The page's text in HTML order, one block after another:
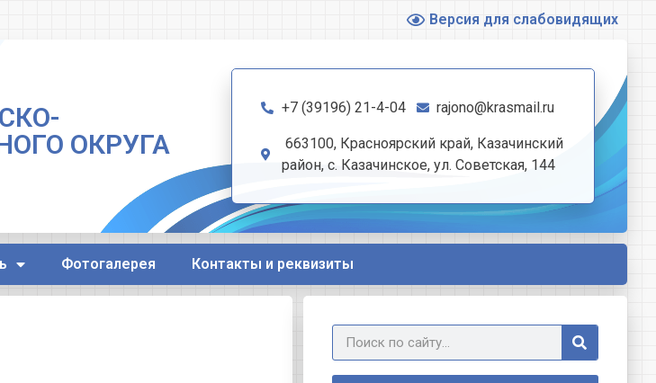
Версия для слабовидящих
ОКРУГА
+7 (39196) 21-4-04 rajono@krasmail.ru
663100, Красноярский край, Казачинский
район, с. Казачинское, ул. Советская, 144
Фотогалерея Контакты и реквизиты